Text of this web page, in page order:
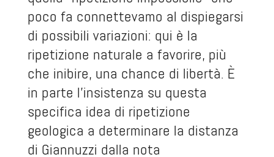
poco fa connettevamo al dispiegarsi
di possibili variazioni: qui è la
ripetizione naturale a favorire, più
che inibire, una chance di libertà. È
in parte l’insistenza su questa
specifica idea di ripetizione
geologica a determinare la distanza
di Giannuzzi dalla nota